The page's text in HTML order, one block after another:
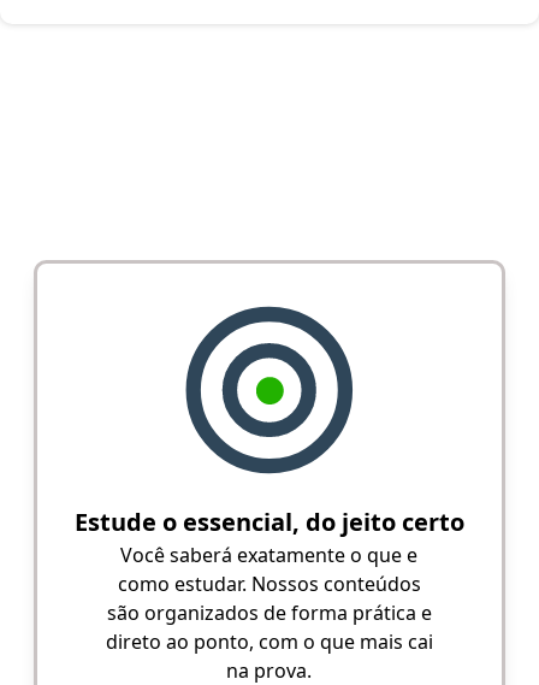
Estude o essencial, do jeito certo
Você saberá exatamente o que e
como estudar. Nossos conteúdos
são organizados de forma prática e
direto ao ponto, com o que mais cai
na prova.